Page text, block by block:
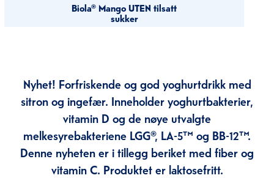
Biola® Mango UTEN tilsatt
sukker
Nyhet! Forfriskende og god yoghurtdrikk med
sitron og ingefær. Inneholder yoghurtbakterier,
vitamin D og de nøye utvalgte
melkesyrebakteriene LGG®, LA-5™ og BB-12™.
Denne nyheten er i tillegg beriket med fiber og
vitamin C. Produktet er laktosefritt.